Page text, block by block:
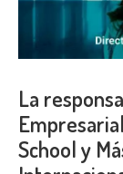
La
School y